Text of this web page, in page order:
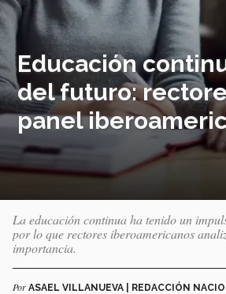
Educación
del futuro:
panel
La educación continua ha tenido un
por lo que rectores iberoamericanos
importancia.
Por ASAEL VILLANUEVA | REDACCIÓN